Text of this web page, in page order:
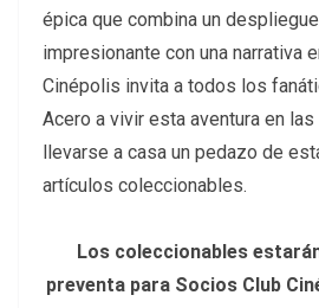
épica que combina un
impresionante con una narrativa
Cinépolis invita a todos los
Acero a vivir esta aventura en
llevarse a casa un pedazo de
artículos coleccionables.
Los coleccionables
preventa para Socios Club